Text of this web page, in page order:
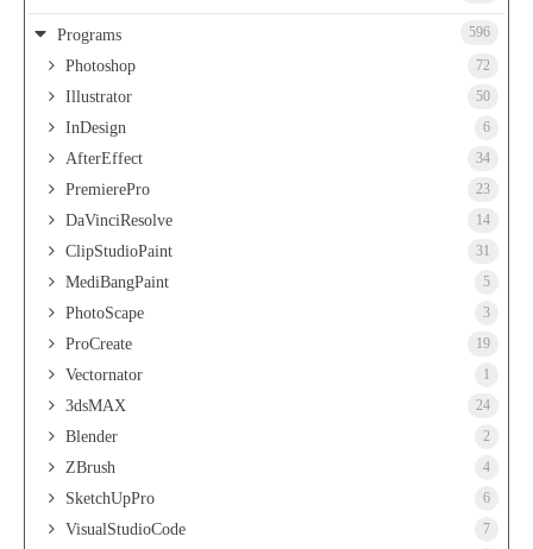
Programs 596
Photoshop 72
Illustrator 50
InDesign 6
AfterEffect 34
PremierePro 23
DaVinciResolve 14
ClipStudioPaint 31
MediBangPaint 5
PhotoScape 3
ProCreate 19
Vectornator 1
3dsMAX 24
Blender 2
ZBrush 4
SketchUpPro 6
VisualStudioCode 7